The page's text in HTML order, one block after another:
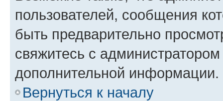
пользователей, сообщения
быть предварительно
свяжитесь с
дополнительной информации.
Вернуться к началу